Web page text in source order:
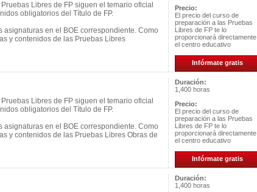
Libres de FP siguen el temario oficial
obligatorios del Título de FP.
en el BOE correspondiente. Como
y contenidos de las Pruebas Libres
Precio:
El precio del curso de
preparación a las Pruebas
Libres de FP te lo
proporcionará directamente
el centro educativo
Infórmate gratis
Libres de FP siguen el temario oficial
obligatorios del Título de FP.
en el BOE correspondiente. Como
y contenidos de las Pruebas Libres Obras de
Duración:
1,400 horas
Precio:
El precio del curso de
preparación a las Pruebas
Libres de FP te lo
proporcionará directamente
el centro educativo
Infórmate gratis
Duración:
1,400 horas